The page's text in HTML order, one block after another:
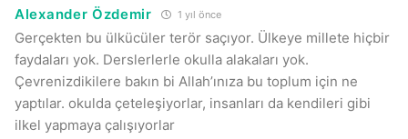
Alexander Özdemir 1 yıl önce
Gerçekten bu ülkücüler terör saçıyor. Ülkeye millete hiçbir
faydaları yok. Derslerlerle okulla alakaları yok.
Çevrenizdikilere bakın bi Allah’ınıza bu toplum için ne
yaptılar. okulda çeteleşiyorlar, insanları da kendileri gibi
ilkel yapmaya çalışıyorlar